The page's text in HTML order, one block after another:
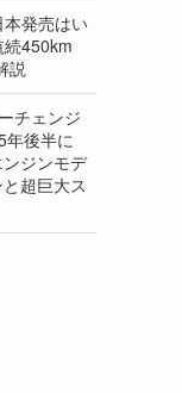
本発売はい
450km
説
チェンジ
年後半に
ジンモデ
超巨大ス